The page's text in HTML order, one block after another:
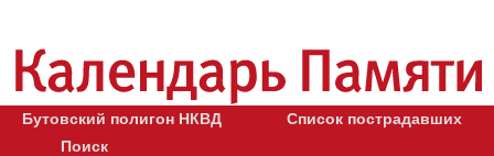
Бутовский полигон НКВД
Список пострадавших
Поиск